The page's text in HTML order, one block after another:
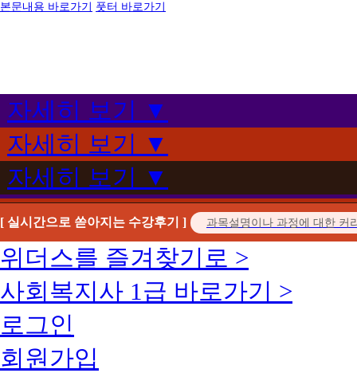
본문내용 바로가기 풋터 바로가기
자세히 보기 ▼
자세히 보기 ▼
자세히 보기 ▼
[ 실시간으로 쏟아지는 수강후기 ]
위더스를 즐겨찾기로 >
사회복지사 1급 바로가기 >
로그인
회원가입